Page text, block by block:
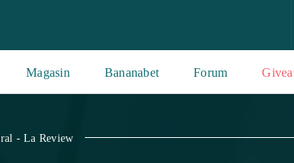
Magasin Bananabet Forum
- La Review